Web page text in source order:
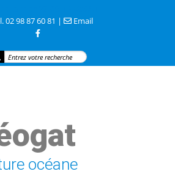
02 98 87 60 81 |
Email
océane